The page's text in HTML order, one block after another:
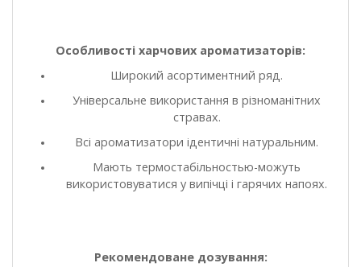
Особливості харчових ароматизаторів:
Широкий асортиментний ряд.
Універсальне використання в різноманітних
стравах.
Всі ароматизатори ідентичні натуральним.
Мають термостабільностью-можуть
використовуватися у випічці і гарячих напоях.
Рекомендоване дозування: